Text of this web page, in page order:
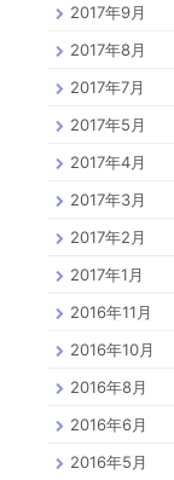
2017年9月
2017年8月
2017年7月
2017年5月
2017年4月
2017年3月
2017年2月
2017年1月
2016年11月
2016年10月
2016年8月
2016年6月
2016年5月